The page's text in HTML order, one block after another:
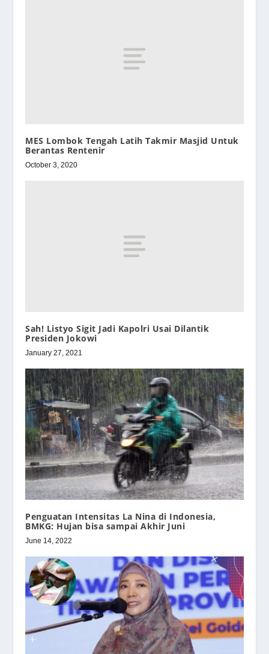
MES Lombok Tengah Latih Takmir Masjid Untuk
Berantas Rentenir
October 3, 2020
Sah! Listyo Sigit Jadi Kapolri Usai Dilantik
Presiden Jokowi
January 27, 2021
Penguatan Intensitas La Nina di Indonesia,
BMKG: Hujan bisa sampai Akhir Juni
June 14, 2022